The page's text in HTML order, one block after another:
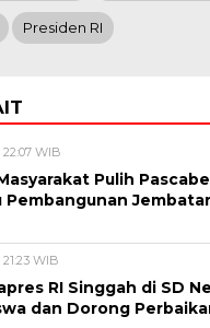
Presiden RI
WIB
Pulih
Pembangunan
WIB
RI Singgah di SD
dan Dorong